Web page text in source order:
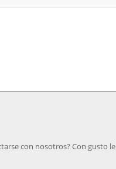
con nosotros? Con gusto le